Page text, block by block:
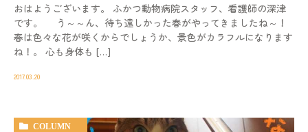
おはようございます。 ふかつ動物病院スタッフ、看護師の深津
です。 う～～ん、待ち遠しかった春がやってきましたね～！
春は色々な花が咲くからでしょうか、景色がカラフルになります
ね！。 心も身体も […]
2017.03.20
COLUMN